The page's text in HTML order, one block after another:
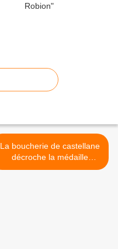
La boucherie de castellane
décroche la médaille
d'argent au concours de